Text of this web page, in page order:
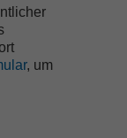
, um